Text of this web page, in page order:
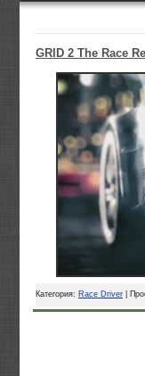
GRID 2 The Race
Категория: Race Driver |